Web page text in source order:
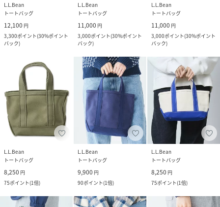
L.L.Bean
トートバッグ
12,100 円
3,300ポイント(30%ポイント
バック)
L.L.Bean
トートバッグ
11,000 円
3,000ポイント(30%ポイント
バック)
L.L.Bean
トートバッグ
11,000 円
3,000ポイント(30%ポイント
バック)
L.L.Bean
トートバッグ
8,250 円
75ポイント(1倍)
L.L.Bean
トートバッグ
9,900 円
90ポイント(1倍)
L.L.Bean
トートバッグ
8,250 円
75ポイント(1倍)